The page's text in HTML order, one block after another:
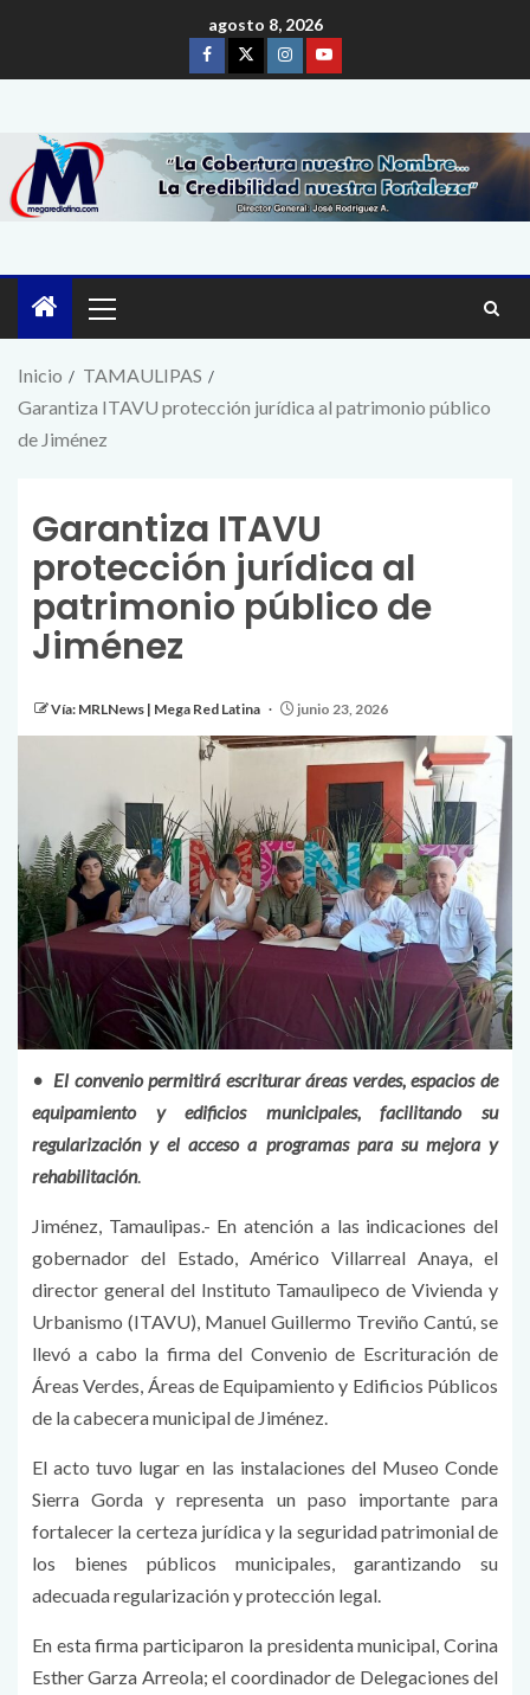
agosto 8, 2026
Inicio
TAMAULIPAS
Garantiza ITAVU protección jurídica al patrimonio público
de Jiménez
Garantiza ITAVU
protección jurídica al
patrimonio público de
Jiménez
Vía: MRLNews | Mega Red Latina junio 23, 2026
• ​El convenio permitirá escriturar áreas verdes, espacios de
equipamiento y edificios municipales, facilitando su
regularización y el acceso a programas para su mejora y
rehabilitación.
Jiménez, Tamaulipas.- En atención a las indicaciones del
gobernador del Estado, Américo Villarreal Anaya, el
director general del Instituto Tamaulipeco de Vivienda y
Urbanismo (ITAVU), Manuel Guillermo Treviño Cantú, se
llevó a cabo la firma del Convenio de Escrituración de
Áreas Verdes, Áreas de Equipamiento y Edificios Públicos
de la cabecera municipal de Jiménez.
El acto tuvo lugar en las instalaciones del Museo Conde
Sierra Gorda y representa un paso importante para
fortalecer la certeza jurídica y la seguridad patrimonial de
los bienes públicos municipales, garantizando su
adecuada regularización y protección legal.
En esta firma participaron la presidenta municipal, Corina
Esther Garza Arreola; el coordinador de Delegaciones del